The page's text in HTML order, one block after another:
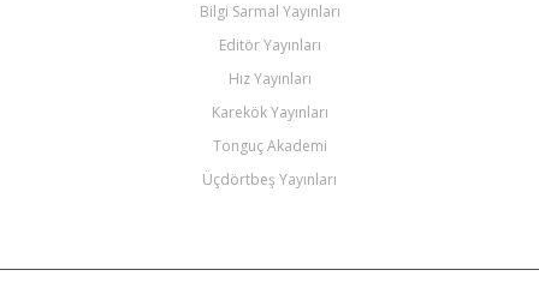
Bilgi Sarmal Yayınları
Editör Yayınları
Hız Yayınları
Karekök Yayınları
Tonguç Akademi
Üçdörtbeş Yayınları